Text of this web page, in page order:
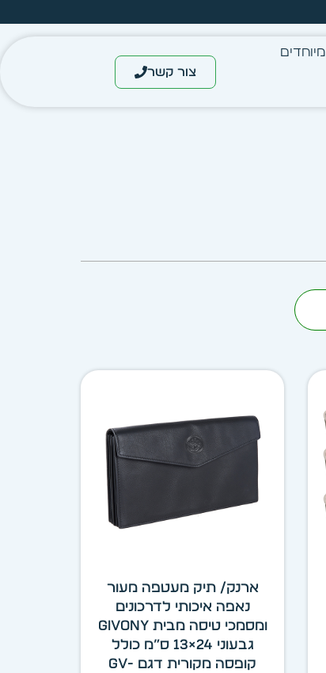
מיידי- מותאם לפי כמות
צור קשר
ארנק/ תיק מעטפה מעור
נאפה איכותי לדרכונים
ומסמכי טיסה מבית GIVONY
גבעוני 24×13 ס”מ כולל
קופסה מקורית דגם GV-